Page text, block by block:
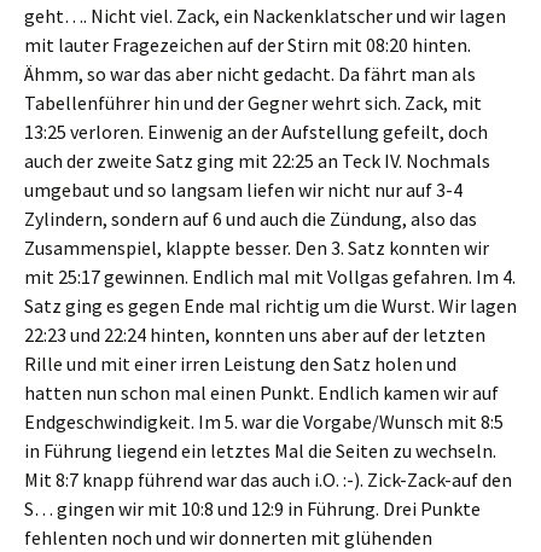
geht…. Nicht viel. Zack, ein Nackenklatscher und wir lagen
mit lauter Fragezeichen auf der Stirn mit 08:20 hinten.
Ähmm, so war das aber nicht gedacht. Da fährt man als
Tabellenführer hin und der Gegner wehrt sich. Zack, mit
13:25 verloren. Einwenig an der Aufstellung gefeilt, doch
auch der zweite Satz ging mit 22:25 an Teck IV. Nochmals
umgebaut und so langsam liefen wir nicht nur auf 3-4
Zylindern, sondern auf 6 und auch die Zündung, also das
Zusammenspiel, klappte besser. Den 3. Satz konnten wir
mit 25:17 gewinnen. Endlich mal mit Vollgas gefahren. Im 4.
Satz ging es gegen Ende mal richtig um die Wurst. Wir lagen
22:23 und 22:24 hinten, konnten uns aber auf der letzten
Rille und mit einer irren Leistung den Satz holen und
hatten nun schon mal einen Punkt. Endlich kamen wir auf
Endgeschwindigkeit. Im 5. war die Vorgabe/Wunsch mit 8:5
in Führung liegend ein letztes Mal die Seiten zu wechseln.
Mit 8:7 knapp führend war das auch i.O. :-). Zick-Zack-auf den
S… gingen wir mit 10:8 und 12:9 in Führung. Drei Punkte
fehlenten noch und wir donnerten mit glühenden